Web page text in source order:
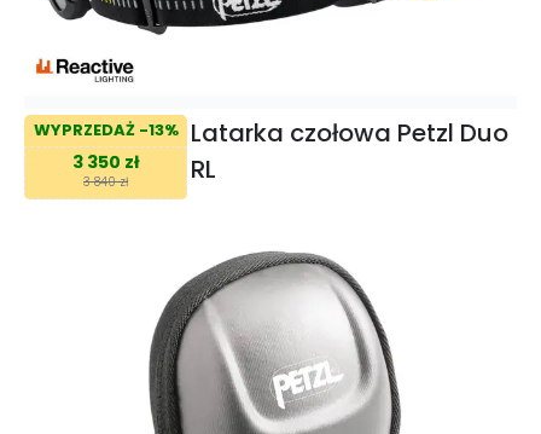
WYPRZEDAŻ -13%
3 350 zł
3 840 zł
Latarka czołowa Petzl Duo
RL